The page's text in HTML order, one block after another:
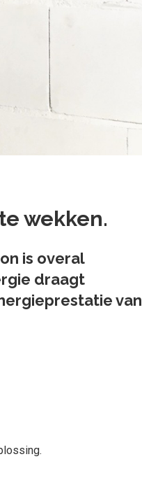
wekken.
is overal
draagt
van